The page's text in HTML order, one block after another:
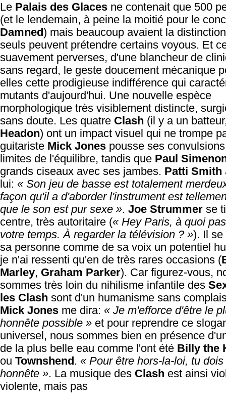
Le Palais des Glaces ne contenait que 500
(et le lendemain, à peine la moitié pour le
Damned) mais beaucoup avaient la
seuls peuvent prétendre certains voyous. Et
suavement perverses, d'une blancheur de
sans regard, le geste doucement mécanique
elles cette prodigieuse indifférence qui
mutants d'aujourd'hui. Une nouvelle espèce
morphologique très visiblement distincte,
sans doute. Les quatre Clash (il y a un
Headon) ont un impact visuel qui ne trompe
guitariste Mick Jones pousse ses
limites de l'équilibre, tandis que Paul
grands ciseaux avec ses jambes. Patti Smith
lui: « Son jeu de basse est totalement
façon qu'il a d'aborder l'instrument est
que le son est pur sexe ». Joe Strummer se
centre, très autoritaire (« Hey Paris, à quoi
votre temps. À regarder la télévision ? »). Il se
sa personne comme de sa voix un potentiel
je n'ai ressenti qu'en de très rares occasions (
Marley, Graham Parker). Car figurez-vous,
sommes très loin du nihilisme infantile des
les Clash sont d'un humanisme sans
Mick Jones me dira: « Je m'efforce d'être le
honnête possible » et pour reprendre ce
universel, nous sommes bien en présence
de la plus belle eau comme l'ont été Billy the
ou Townshend. « Pour être hors-la-loi, tu dois
honnête ». La musique des Clash est ainsi
violente, mais pas